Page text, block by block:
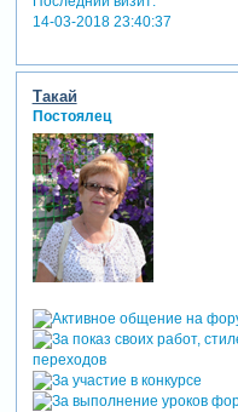
14-03-2018 23:40:37
Такай
Постоялец